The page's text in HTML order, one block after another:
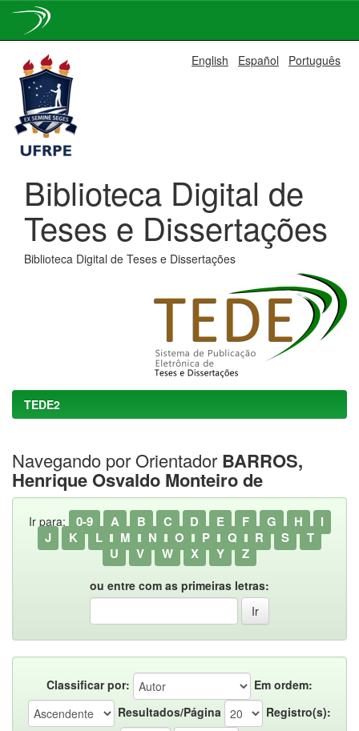
navigation
English Español Português
Biblioteca Digital de
Teses e Dissertações
Biblioteca Digital de Teses e Dissertações
TEDE2
Navegando por Orientador BARROS,
Henrique Osvaldo Monteiro de
Ir para: 0-9 A B C D E F G H
I
J
K L M N O P Q R S
T
U
V W X Y Z
ou entre com as primeiras letras:
Classificar por:
Em ordem:
Resultados/Página
Registro(s):